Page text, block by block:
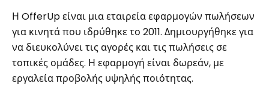
Η OfferUp είναι μια εταιρεία εφαρμογών πωλήσεων
για κινητά που ιδρύθηκε το 2011. Δημιουργήθηκε για
να διευκολύνει τις αγορές και τις πωλήσεις σε
τοπικές ομάδες. Η εφαρμογή είναι δωρεάν, με
εργαλεία προβολής υψηλής ποιότητας.